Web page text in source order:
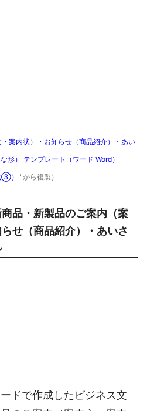
案内状）・お知らせ（商品紹介）・あい
形） テンプレート（ワード Word）
③） "から複製）
品・新製品のご案内（案
せ（商品紹介）・あいさ
ドで作成したビジネス文